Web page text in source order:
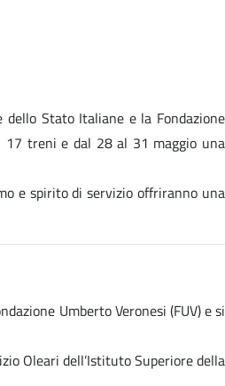
dello Stato Italiane e la Fondazione
17 treni e dal 28 al 31 maggio una
e spirito di servizio offriranno una
Umberto Veronesi (FUV) e si
Oleari dell’Istituto Superiore della